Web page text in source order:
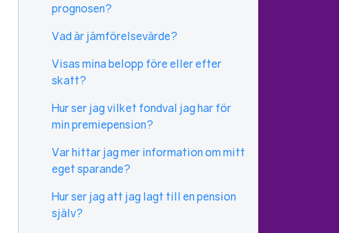
prognosen?
Vad är jämförelsevärde?
Visas mina belopp före eller efter
skatt?
Hur ser jag vilket fondval jag har för
min premiepension?
Var hittar jag mer information om mitt
eget sparande?
Hur ser jag att jag lagt till en pension
själv?